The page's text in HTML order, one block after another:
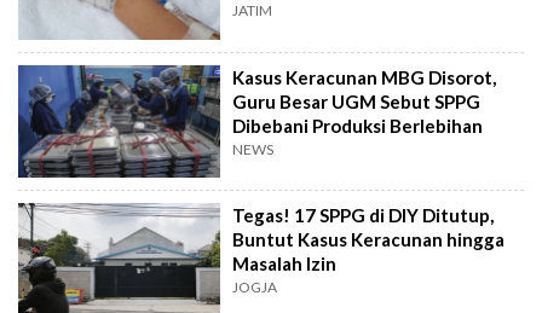
JATIM
Kasus Keracunan MBG Disorot,
Guru Besar UGM Sebut SPPG
Dibebani Produksi Berlebihan
NEWS
Tegas! 17 SPPG di DIY Ditutup,
Buntut Kasus Keracunan hingga
Masalah Izin
JOGJA